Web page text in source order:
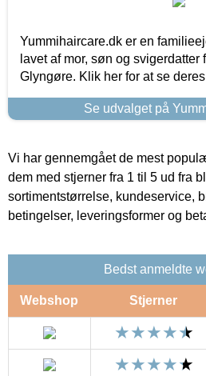
Yummihaircare.dk er en
lavet af mor, søn og
Glyngøre. Klik her for at se
Se udvalget på
Vi har gennemgået de mest
dem med stjerner fra 1 til 5 ud fra
sortimentstørrelse, kundeservice,
betingelser, leveringsformer og
Bedst anmeldte
Webshop Stjerner